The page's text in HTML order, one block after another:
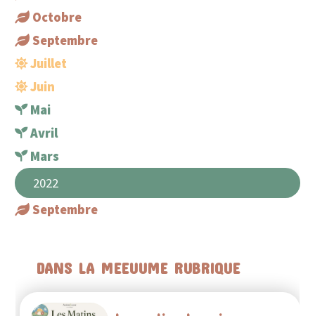
Octobre
Septembre
Juillet
Juin
Mai
Avril
Mars
2022
Septembre
DANS LA MEEUUME RUBRIQUE